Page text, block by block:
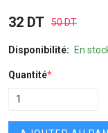
32 DT 50 DT
Disponibilité: En
Quantité*